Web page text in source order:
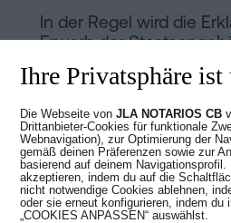
In der Regel wird die
Erwerb der
Standesamt der Provinz
der der neue Spanier
Staatsangehörigkeit
geboren wurde, wird die
Standesamt des
eingetragen.
Ihre Privatsphäre
Die Webseite vonJLA NOTARIOS CB
Drittanbieter-Cookies für funktionale
Webnavigation), zur Optimierung der
gemäß deinen Präferenzen sowie zur
basierend auf deinem
akzeptieren, indem du auf die
nicht notwendige Cookies ablehnen,
oder sie erneut konfigurieren, indem du
„COOKIES ANPASSEN“ auswählst.